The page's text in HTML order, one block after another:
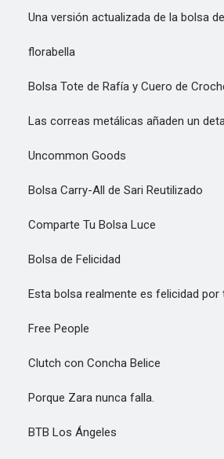
Una versión actualizada de la bolsa
florabella
Bolsa Tote de Rafía y Cuero de
Las correas metálicas añaden un
Uncommon Goods
Bolsa Carry-All de Sari Reutilizado
Comparte Tu Bolsa Luce
Bolsa de Felicidad
Esta bolsa realmente es felicidad por
Free People
Clutch con Concha Belice
Porque Zara nunca falla.
BTB Los Ángeles